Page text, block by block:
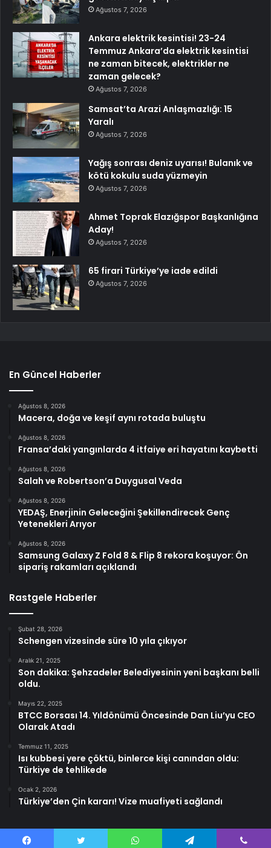
Ağustos 7, 2026
Ankara elektrik kesintisi! 23-24
Temmuz Ankara’da elektrik kesintisi
ne zaman bitecek, elektrikler ne
zaman gelecek?
Ağustos 7, 2026
Samsat’ta Arazi Anlaşmazlığı: 15
Yaralı
Ağustos 7, 2026
Yağış sonrası deniz uyarısı! Bulanık ve
kötü kokulu suda yüzmeyin
Ağustos 7, 2026
Ahmet Toprak Elazığspor Başkanlığına
Aday!
Ağustos 7, 2026
65 firari Türkiye’ye iade edildi
Ağustos 7, 2026
En Güncel Haberler
Ağustos 8, 2026
Macera, doğa ve keşif aynı rotada buluştu
Ağustos 8, 2026
Fransa’daki yangınlarda 4 itfaiye eri hayatını kaybetti
Ağustos 8, 2026
Salah ve Robertson’a Duygusal Veda
Ağustos 8, 2026
YEDAŞ, Enerjinin Geleceğini Şekillendirecek Genç
Yetenekleri Arıyor
Ağustos 8, 2026
Samsung Galaxy Z Fold 8 & Flip 8 rekora koşuyor: Ön
sipariş rakamları açıklandı
Rastgele Haberler
Şubat 28, 2026
Schengen vizesinde süre 10 yıla çıkıyor
Aralık 21, 2025
Son dakika: Şehzadeler Belediyesinin yeni başkanı belli
oldu.
Mayıs 22, 2025
BTCC Borsası 14. Yıldönümü Öncesinde Dan Liu’yu CEO
Olarak Atadı
Temmuz 11, 2025
Isı kubbesi yere çöktü, binlerce kişi canından oldu:
Türkiye de tehlikede
Ocak 2, 2026
Türkiye’den Çin kararı! Vize muafiyeti sağlandı